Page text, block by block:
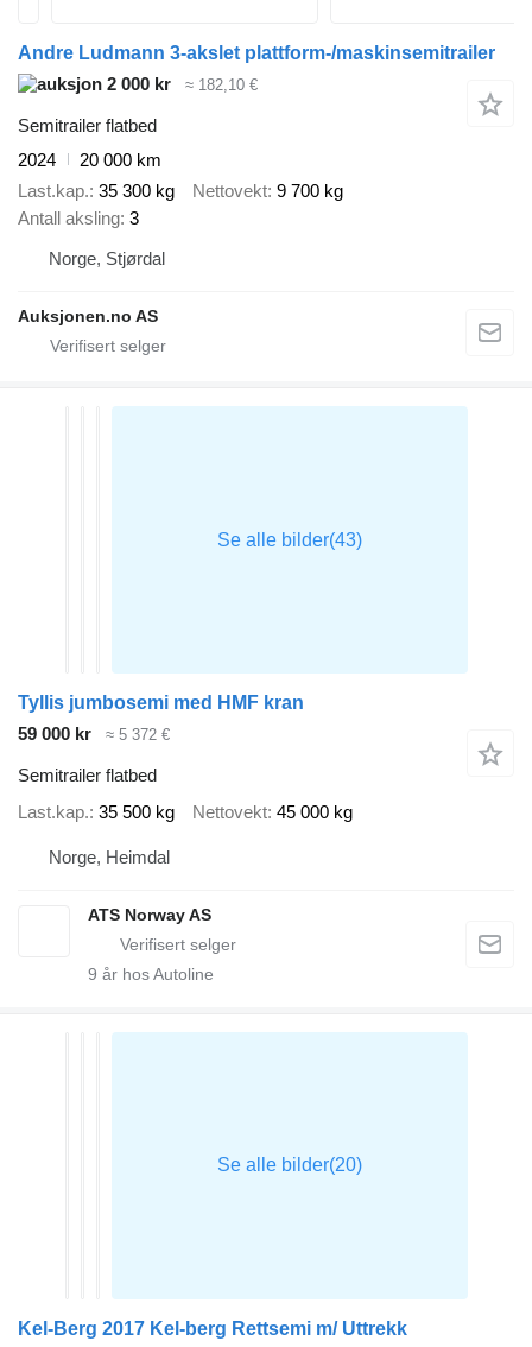
Andre Ludmann 3-akslet plattform-/maskinsemitrailer
2 000 kr
≈ 182,10 €
Semitrailer flatbed
2024
20 000 km
Last.kap. 35 300 kg Nettovekt 9 700 kg
Antall aksling 3
Norge, Stjørdal
Auksjonen.no AS
Tyllis jumbosemi med HMF kran
59 000 kr
≈ 5 372 €
Semitrailer flatbed
Last.kap. 35 500 kg Nettovekt 45 000 kg
Norge, Heimdal
ATS Norway AS
9 år hos Autoline
Kel-Berg 2017 Kel-berg Rettsemi m/ Uttrekk